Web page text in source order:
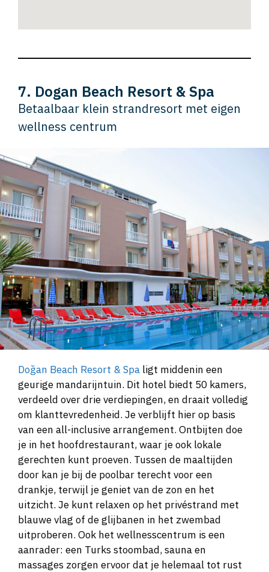
7. Dogan Beach Resort & Spa
Betaalbaar klein strandresort met eigen
wellness centrum
Doğan Beach Resort & Spa ligt middenin een
geurige mandarijntuin. Dit hotel biedt 50 kamers,
verdeeld over drie verdiepingen, en draait volledig
om klanttevredenheid. Je verblijft hier op basis
van een all-inclusive arrangement. Ontbijten doe
je in het hoofdrestaurant, waar je ook lokale
gerechten kunt proeven. Tussen de maaltijden
door kan je bij de poolbar terecht voor een
drankje, terwijl je geniet van de zon en het
uitzicht. Je kunt relaxen op het privéstrand met
blauwe vlag of de glijbanen in het zwembad
uitproberen. Ook het wellnesscentrum is een
aanrader: een Turks stoombad, sauna en
massages zorgen ervoor dat je helemaal tot rust